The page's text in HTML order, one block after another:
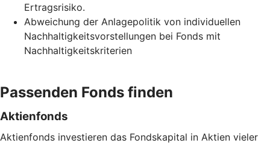
Ertragsrisiko.
Abweichung der Anlagepolitik von individuellen
Nachhaltigkeitsvorstellungen bei Fonds mit
Nachhaltigkeitskriterien
Passenden Fonds finden
Aktienfonds
Aktienfonds investieren das Fondskapital in Aktien vieler